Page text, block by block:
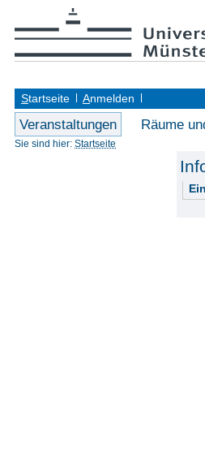
Startseite Anmelden
Veranstaltungen Räume
Sie sind hier: Startseite